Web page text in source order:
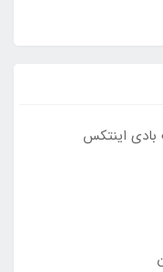
اینتکس